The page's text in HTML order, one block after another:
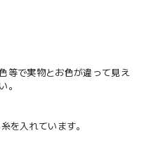
等で実物とお色が違って見え
。
を入れています。